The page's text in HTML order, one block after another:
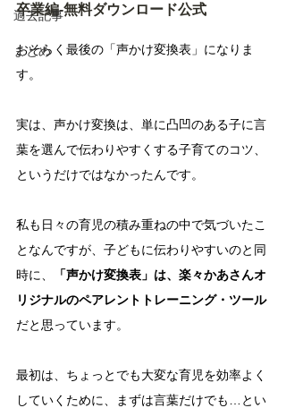
過去記事
まとめ
卒業編-無料ダウンロード公式
おそらく最後の「声かけ変換表」になりま
す。
実は、声かけ変換は、単に凸凹のある子に言
葉を選んで伝わりやすくする子育てのコツ、
というだけではなかったんです。
私も日々の育児の積み重ねの中で気づいたこ
となんですが、子どもに伝わりやすいのと同
時に、
「声かけ変換表」は、楽々かあさんオ
リジナルのペアレントトレーニング・ツール
だと思っています。
最初は、ちょっとでも大変な育児を効率よく
していくために、まずは言葉だけでも…とい